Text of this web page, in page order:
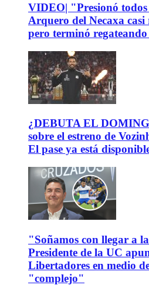
VIDEO| "Presionó
Arquero del Necaxa
pero terminó
¿DEBUTA EL
sobre el estreno de
El pase ya está
"Soñamos con llegar a
Presidente de la UC
Libertadores en medio
"complejo"